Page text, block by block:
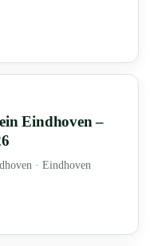
Eindhoven –
· Eindhoven